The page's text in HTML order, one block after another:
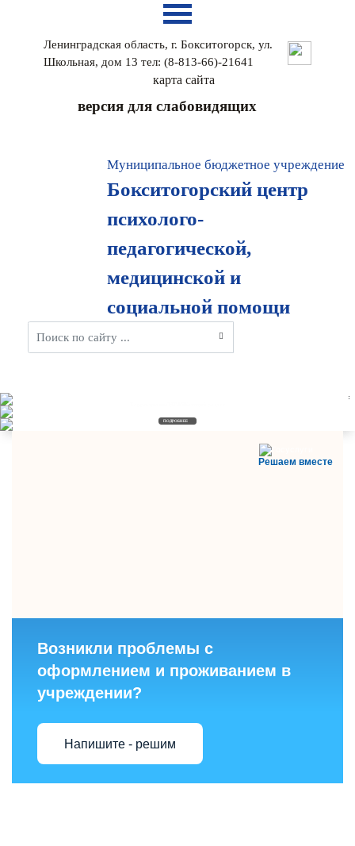
Ленинградская область, г. Бокситогорск, ул.
Школьная, дом 13 тел: (8-813-66)-21641
карта сайтa
версия для слабовидящих
Муниципальное бюджетное учреждение
Бокситогорский центр
психолого-
педагогической,
медицинской и
социальной помощи
ПОДРОБНЕЕ
ПОДРОБНЕЕ
ПОДРОБНЕЕ
Решаем вместе
Возникли проблемы с
оформлением и проживанием в
учреждении?
Напишите - решим